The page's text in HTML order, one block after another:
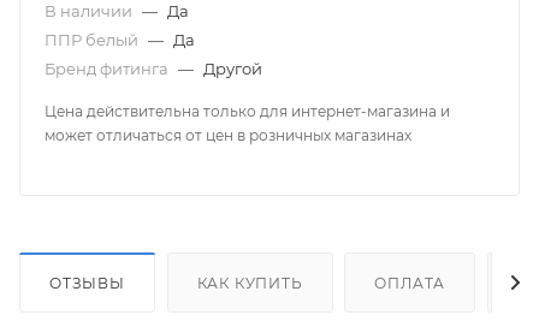
В наличии — Да
ППР белый — Да
Бренд фитинга — Другой
Цена действительна только для интернет-магазина и
может отличаться от цен в розничных магазинах
ОТЗЫВЫ КАК КУПИТЬ ОПЛАТА